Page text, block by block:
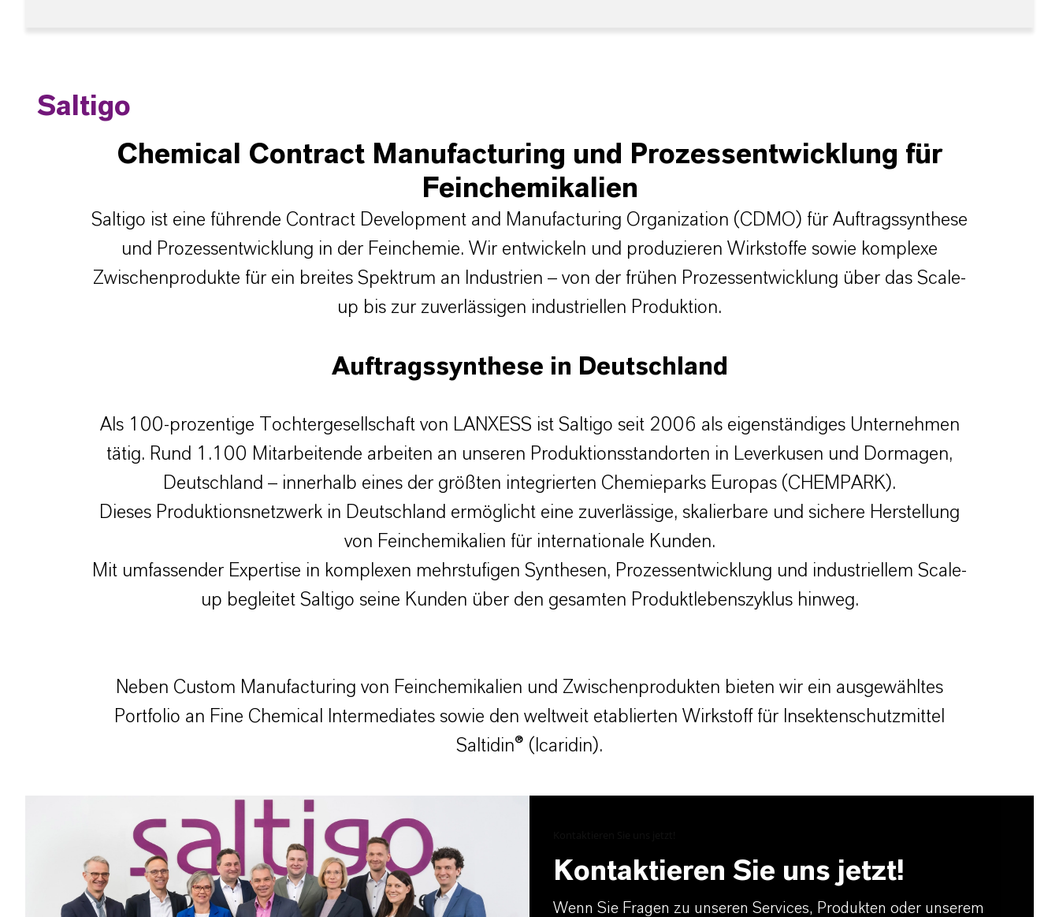
Saltigo
Chemical Contract Manufacturing und Prozessentwicklung für
Feinchemikalien
Saltigo ist eine führende Contract Development and Manufacturing Organization (CDMO) für Auftragssynthese
und Prozessentwicklung in der Feinchemie. Wir entwickeln und produzieren Wirkstoffe sowie komplexe
Zwischenprodukte für ein breites Spektrum an Industrien – von der frühen Prozessentwicklung über das Scale-
up bis zur zuverlässigen industriellen Produktion.
Auftragssynthese in Deutschland
Als 100-prozentige Tochtergesellschaft von LANXESS ist Saltigo seit 2006 als eigenständiges Unternehmen
tätig. Rund 1.100 Mitarbeitende arbeiten an unseren Produktionsstandorten in Leverkusen und Dormagen,
Deutschland – innerhalb eines der größten integrierten Chemieparks Europas (CHEMPARK).
Dieses Produktionsnetzwerk in Deutschland ermöglicht eine zuverlässige, skalierbare und sichere Herstellung
von Feinchemikalien für internationale Kunden.
Mit umfassender Expertise in komplexen mehrstufigen Synthesen, Prozessentwicklung und industriellem Scale-
up begleitet Saltigo seine Kunden über den gesamten Produktlebenszyklus hinweg.
Neben Custom Manufacturing von Feinchemikalien und Zwischenprodukten bieten wir ein ausgewähltes
Portfolio an Fine Chemical Intermediates sowie den weltweit etablierten Wirkstoff für Insektenschutzmittel
Saltidin® (Icaridin).
Kontaktieren Sie uns jetzt!
Wenn Sie Fragen zu unseren Services, Produkten oder unserem